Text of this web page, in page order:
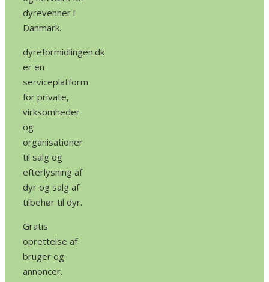
dyrevenner i
Danmark.
dyreformidlingen.dk
er en
serviceplatform
for private,
virksomheder
og
organisationer
til salg og
efterlysning af
dyr og salg af
tilbehør til dyr.
Gratis
oprettelse af
bruger og
annoncer.